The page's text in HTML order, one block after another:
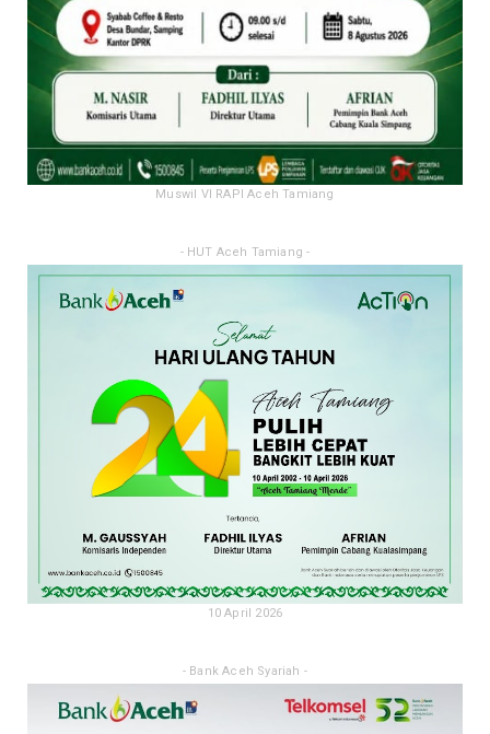
Muswil VI RAPI Aceh Tamiang
- HUT Aceh Tamiang -
10 April 2026
- Bank Aceh Syariah -